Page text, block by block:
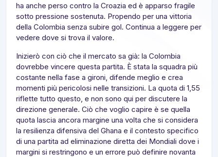
ha anche perso contro la Croazia ed è apparso fragile
sotto pressione sostenuta. Propendo per una vittoria
della Colombia senza subire gol. Continua a leggere per
vedere dove si trova il valore.
Inizierò con ciò che il mercato sa già: la Colombia
dovrebbe vincere questa partita. È stata la squadra più
costante nella fase a gironi, difende meglio e crea
momenti più pericolosi nelle transizioni. La quota di 1,55
riflette tutto questo, e non sono qui per discutere la
direzione generale. Ciò che voglio capire è se quella
quota lascia ancora margine una volta che si considera
la resilienza difensiva del Ghana e il contesto specifico
di una partita ad eliminazione diretta dei Mondiali dove i
margini si restringono e un errore può definire novanta